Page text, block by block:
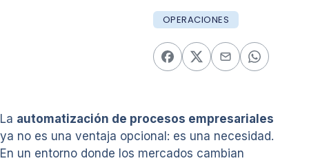
OPERACIONES
La automatización de procesos empresariales
ya no es una ventaja opcional: es una necesidad.
En un entorno donde los mercados cambian